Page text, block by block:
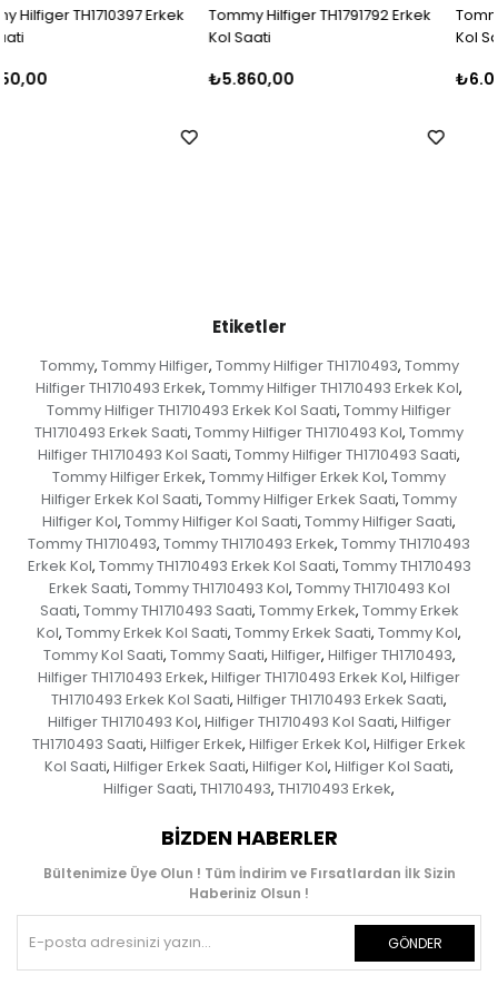
Tommy Hilfiger TH1791792 Erkek
Kol Saati
₺5.860,00
Tommy Hilfiger TH1710396 Erkek
Kol Saati
₺6.000,00
Etiketler
Tommy, Tommy Hilfiger, Tommy Hilfiger TH1710493, Tommy
Hilfiger TH1710493 Erkek, Tommy Hilfiger TH1710493 Erkek Kol,
Tommy Hilfiger TH1710493 Erkek Kol Saati, Tommy Hilfiger
TH1710493 Erkek Saati, Tommy Hilfiger TH1710493 Kol, Tommy
Hilfiger TH1710493 Kol Saati, Tommy Hilfiger TH1710493 Saati,
Tommy Hilfiger Erkek, Tommy Hilfiger Erkek Kol, Tommy
Hilfiger Erkek Kol Saati, Tommy Hilfiger Erkek Saati, Tommy
Hilfiger Kol, Tommy Hilfiger Kol Saati, Tommy Hilfiger Saati,
Tommy TH1710493, Tommy TH1710493 Erkek, Tommy TH1710493
Erkek Kol, Tommy TH1710493 Erkek Kol Saati, Tommy TH1710493
Erkek Saati, Tommy TH1710493 Kol, Tommy TH1710493 Kol
Saati, Tommy TH1710493 Saati, Tommy Erkek, Tommy Erkek
Kol, Tommy Erkek Kol Saati, Tommy Erkek Saati, Tommy Kol,
Tommy Kol Saati, Tommy Saati, Hilfiger, Hilfiger TH1710493,
Hilfiger TH1710493 Erkek, Hilfiger TH1710493 Erkek Kol, Hilfiger
TH1710493 Erkek Kol Saati, Hilfiger TH1710493 Erkek Saati,
Hilfiger TH1710493 Kol, Hilfiger TH1710493 Kol Saati, Hilfiger
TH1710493 Saati, Hilfiger Erkek, Hilfiger Erkek Kol, Hilfiger Erkek
Kol Saati, Hilfiger Erkek Saati, Hilfiger Kol, Hilfiger Kol Saati,
Hilfiger Saati, TH1710493, TH1710493 Erkek,
BIZDEN HABERLER
Bültenimize Üye Olun ! Tüm İndirim ve Fırsatlardan İlk Sizin
Haberiniz Olsun !
GÖNDER